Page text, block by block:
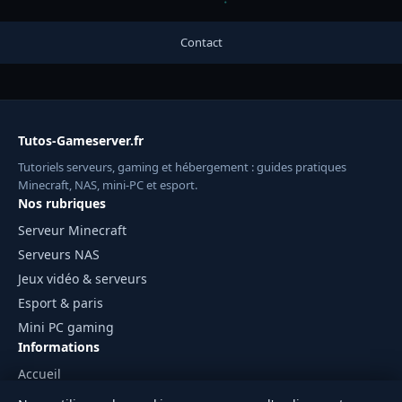
Contact
Tutos-Gameserver.fr
Tutoriels serveurs, gaming et hébergement : guides pratiques
Minecraft, NAS, mini-PC et esport.
Nos rubriques
Serveur Minecraft
Serveurs NAS
Jeux vidéo & serveurs
Esport & paris
Mini PC gaming
Informations
Accueil
Mentions légales